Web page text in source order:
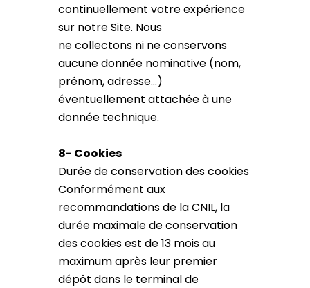
continuellement votre expérience
sur notre Site. Nous
ne collectons ni ne conservons
aucune donnée nominative (nom,
prénom, adresse…)
éventuellement attachée à une
donnée technique.
8- Cookies
Durée de conservation des cookies
Conformément aux
recommandations de la CNIL, la
durée maximale de conservation
des cookies est de 13 mois au
maximum après leur premier
dépôt dans le terminal de